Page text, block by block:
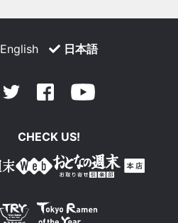
English 日本語
Twitter Facebook
CHECK US!